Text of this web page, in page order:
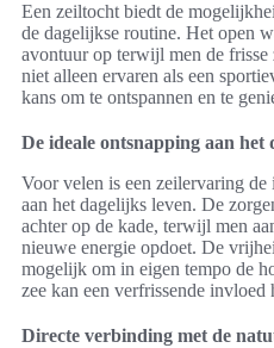
Een zeiltocht biedt de
de dagelijkse routine. Het open
avontuur op terwijl men de
niet alleen ervaren als een
kans om te ontspannen en te
De ideale ontsnapping aan het
Voor velen is een zeilervaring de
aan het dagelijks leven. De
achter op de kade, terwijl men
nieuwe energie opdoet. De
mogelijk om in eigen tempo de
zee kan een verfrissende invloed
Directe verbinding met de